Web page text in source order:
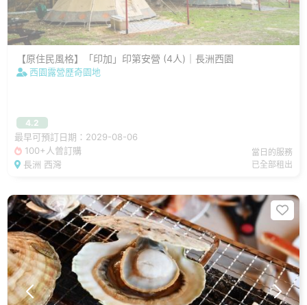
【原住民風格】「印加」印第安營 (4人)｜長洲西園
西園露營歷奇園地
4.2
最早可預訂日期：2029-08-06
100+人曾訂購
長洲 西灣
當日的服務
已全部租出